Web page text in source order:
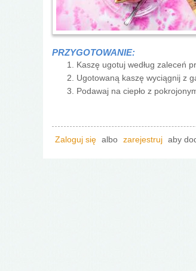
PRZYGOTOWANIE:
Kaszę ugotuj według zaleceń
Ugotowaną kaszę wyciągnij z
Podawaj na ciepło z
Zaloguj się albo zarejestruj aby